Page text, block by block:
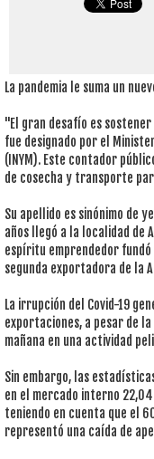
La pandemia le suma un
"El gran desafío es
fue designado por el
(INYM). Este contador
de cosecha y transporte
Su apellido es sinónimo de
años llegó a la localidad de
espíritu emprendedor fundó
segunda exportadora de la
La irrupción del Covid-19
exportaciones, a pesar de
mañana en una actividad
Sin embargo, las
en el mercado interno
teniendo en cuenta que el
representó una caída de